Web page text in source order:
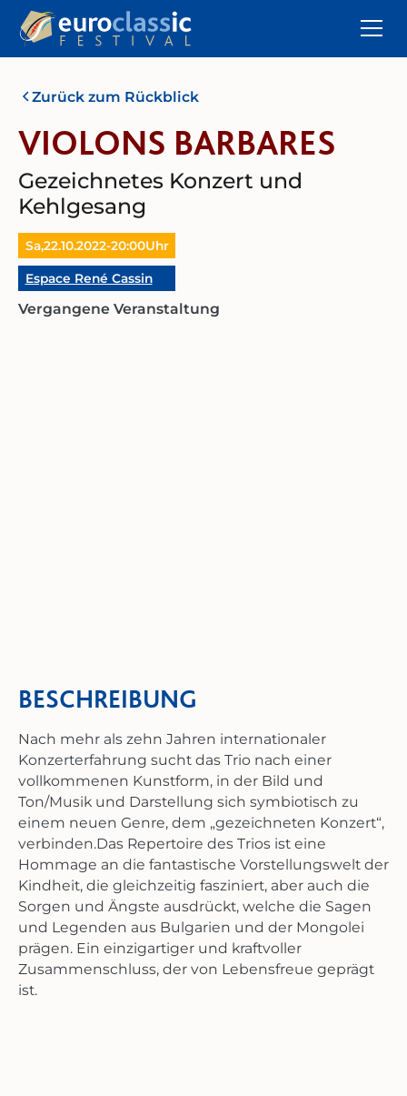
Zurück zum Rückblick
VIOLONS BARBARES
Gezeichnetes Konzert und
Kehlgesang
Sa,22.10.2022-20:00Uhr
Espace René Cassin
Vergangene Veranstaltung
BESCHREIBUNG
Nach mehr als zehn Jahren internationaler
Konzerterfahrung sucht das Trio nach einer
vollkommenen Kunstform, in der Bild und
Ton/Musik und Darstellung sich symbiotisch zu
einem neuen Genre, dem „gezeichneten Konzert“,
verbinden.Das Repertoire des Trios ist eine
Hommage an die fantastische Vorstellungswelt der
Kindheit, die gleichzeitig fasziniert, aber auch die
Sorgen und Ängste ausdrückt, welche die Sagen
und Legenden aus Bulgarien und der Mongolei
prägen. Ein einzigartiger und kraftvoller
Zusammenschluss, der von Lebensfreue geprägt
ist.